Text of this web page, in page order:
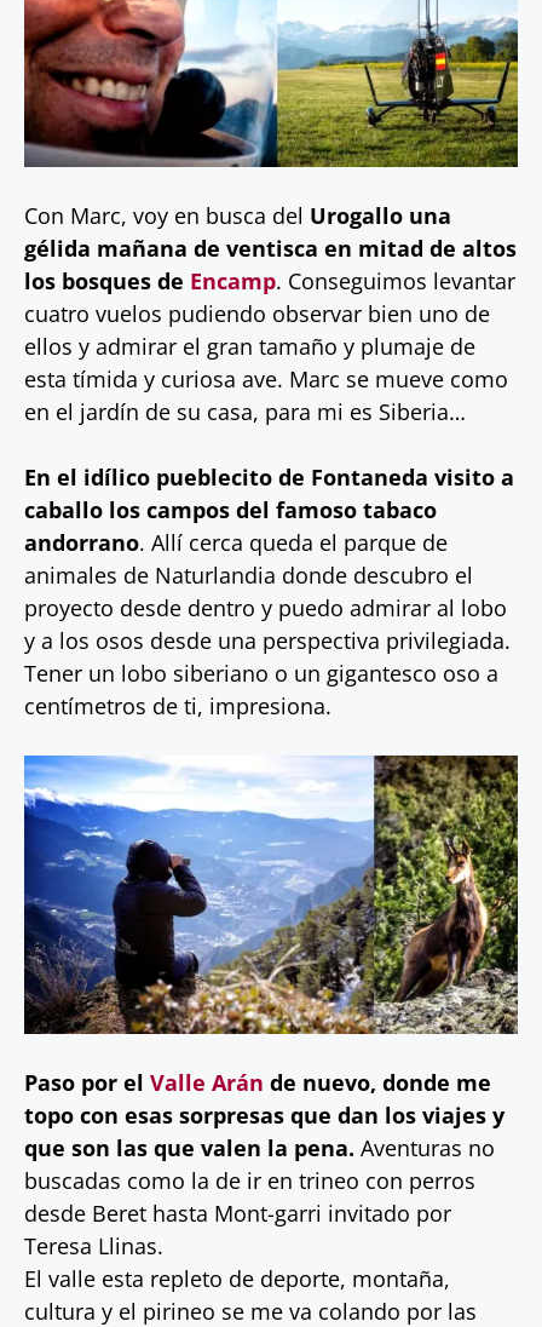
Con Marc, voy en busca del Urogallo una
gélida mañana de ventisca en mitad de altos
los bosques de Encamp. Conseguimos levantar
cuatro vuelos pudiendo observar bien uno de
ellos y admirar el gran tamaño y plumaje de
esta tímida y curiosa ave. Marc se mueve como
en el jardín de su casa, para mi es Siberia…
En el idílico pueblecito de Fontaneda visito a
caballo los campos del famoso tabaco
andorrano. Allí cerca queda el parque de
animales de Naturlandia donde descubro el
proyecto desde dentro y puedo admirar al lobo
y a los osos desde una perspectiva privilegiada.
Tener un lobo siberiano o un gigantesco oso a
centímetros de ti, impresiona.
Paso por el Valle Arán de nuevo, donde me
topo con esas sorpresas que dan los viajes y
que son las que valen la pena. Aventuras no
buscadas como la de ir en trineo con perros
desde Beret hasta Mont-garri invitado por
Teresa Llinas.
El valle esta repleto de deporte, montaña,
cultura y el pirineo se me va colando por las